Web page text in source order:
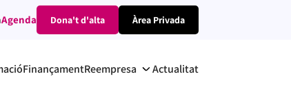
Agenda Dona't d'alta Àrea Privada
FinançamentReempresa Actualitat